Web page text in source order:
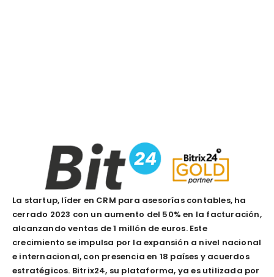
La startup, líder en CRM para asesorías contables, ha
cerrado 2023 con un aumento del 50% en la facturación,
alcanzando ventas de 1 millón de euros. Este
crecimiento se impulsa por la expansión a nivel nacional
e internacional, con presencia en 18 países y acuerdos
estratégicos. Bitrix24, su plataforma, ya es utilizada por